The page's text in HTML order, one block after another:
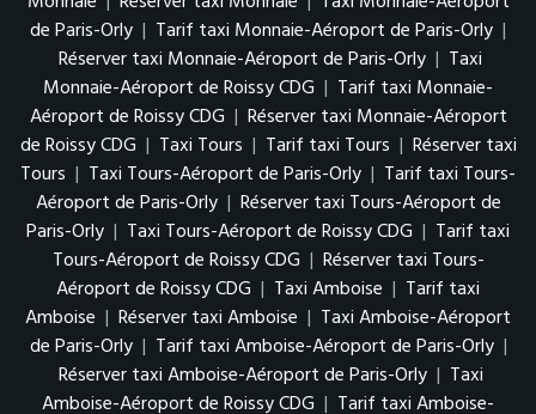
de Paris-Orly | Tarif taxi Monnaie-Aéroport de Paris-Orly |
Réserver taxi Monnaie-Aéroport de Paris-Orly | Taxi
Monnaie-Aéroport de Roissy CDG | Tarif taxi Monnaie-
Aéroport de Roissy CDG | Réserver taxi Monnaie-Aéroport
de Roissy CDG | Taxi Tours | Tarif taxi Tours | Réserver taxi
Tours | Taxi Tours-Aéroport de Paris-Orly | Tarif taxi Tours-
Aéroport de Paris-Orly | Réserver taxi Tours-Aéroport de
Paris-Orly | Taxi Tours-Aéroport de Roissy CDG | Tarif taxi
Tours-Aéroport de Roissy CDG | Réserver taxi Tours-
Aéroport de Roissy CDG | Taxi Amboise | Tarif taxi
Amboise | Réserver taxi Amboise | Taxi Amboise-Aéroport
de Paris-Orly | Tarif taxi Amboise-Aéroport de Paris-Orly |
Réserver taxi Amboise-Aéroport de Paris-Orly | Taxi
Amboise-Aéroport de Roissy CDG | Tarif taxi Amboise-